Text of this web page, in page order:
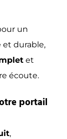
un
et durable,
et
écoute.
portail
,